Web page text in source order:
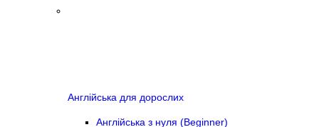
Англійська для дорослих
Англійська з нуля (Beginner)